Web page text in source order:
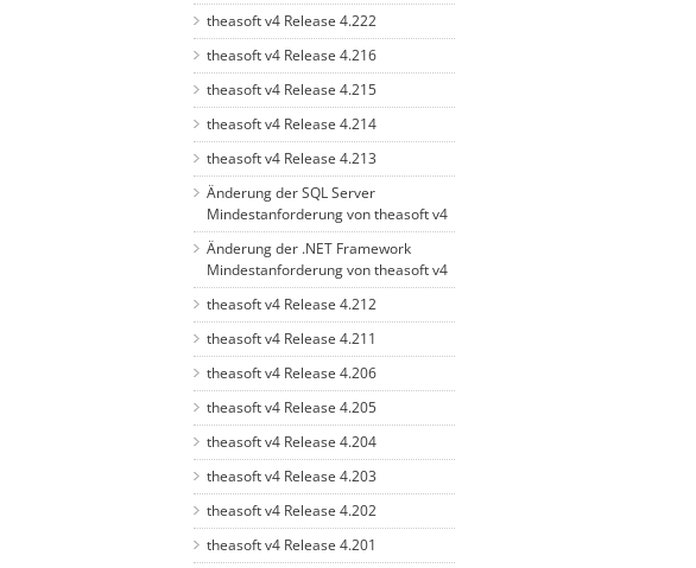
theasoft v4 Release 4.222
theasoft v4 Release 4.216
theasoft v4 Release 4.215
theasoft v4 Release 4.214
theasoft v4 Release 4.213
Änderung der SQL Server
Mindestanforderung von theasoft v4
Änderung der .NET Framework
Mindestanforderung von theasoft v4
theasoft v4 Release 4.212
theasoft v4 Release 4.211
theasoft v4 Release 4.206
theasoft v4 Release 4.205
theasoft v4 Release 4.204
theasoft v4 Release 4.203
theasoft v4 Release 4.202
theasoft v4 Release 4.201